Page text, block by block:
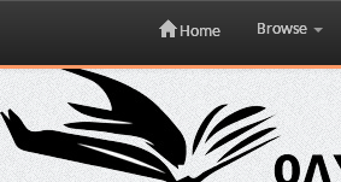
Skip
navigation
Home Browse